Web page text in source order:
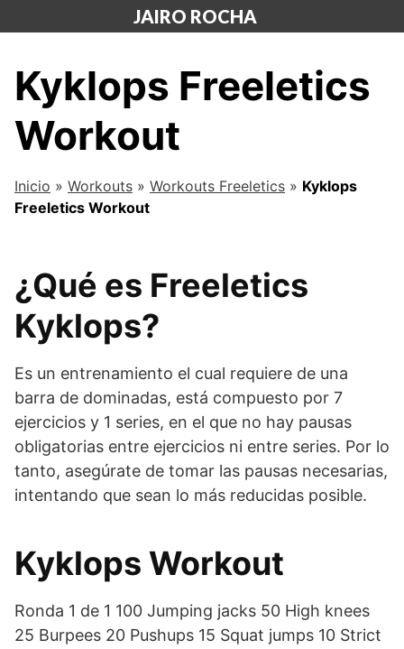
al
JAIRO ROCHA
Kyklops Freeletics
Workout
Inicio » Workouts » Workouts Freeletics » Kyklops
Freeletics Workout
¿Qué es Freeletics
Kyklops?
Es un entrenamiento el cual requiere de una
barra de dominadas, está compuesto por 7
ejercicios y 1 series, en el que no hay pausas
obligatorias entre ejercicios ni entre series. Por lo
tanto, asegúrate de tomar las pausas necesarias,
intentando que sean lo más reducidas posible.
Kyklops Workout
Ronda 1 de 1 100 Jumping jacks 50 High knees
25 Burpees 20 Pushups 15 Squat jumps 10 Strict